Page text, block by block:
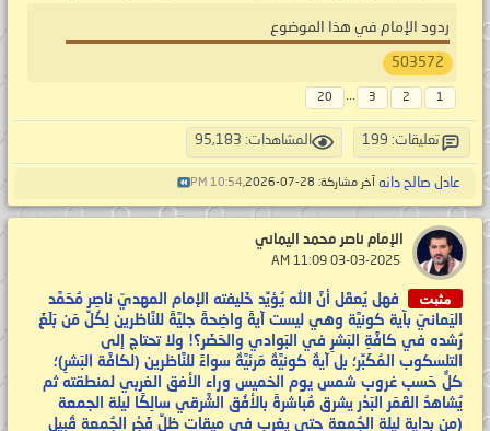
ردود الإمام في هذا الموضوع
503572
1
2
3
...
20
تعليقات: 199 المشاهدات: 95,183
عادل صالح دانه آخر مشاركة: 28-07-2026, 10:54 PM
الإمام ناصر محمد اليماني
مثبت
فهل يُعقَل أنَّ الله يُؤيِّد خَليفته الإمام المهديّ ناصِر مُحَمَّد
اليَمانيّ بآية كونيَّة وهي ليست آيةً واضِحةً جليَّةً للنَّاظرين لِكُلِّ مَن بَلَغَ
رُشده في كافَّةِ البَشرِ في البَوادي والحَضَر؟! ولا تحتاج إلى
التلسكوب المُكَبِّر؛ بل آيةٌ كونيَّةٌ مَرئيَّةٌ سواءً للنَّاظرين (لكافَّة البَشرِ)؛
كلٌّ حَسب غروب شمس يوم الخميس وراء الأفق الغربي لمنطقته ثم
يُشاهدُ القَمَر البَدْر يشرق مُباشرةً بالأفُق الشَّرقي سالِكًا ليلة الجمعة
(من بداية ليلةِ الجُمعةِ حتى يغرب في ميقاتِ ظِلِّ فَجْر الجُمعة قُبيل